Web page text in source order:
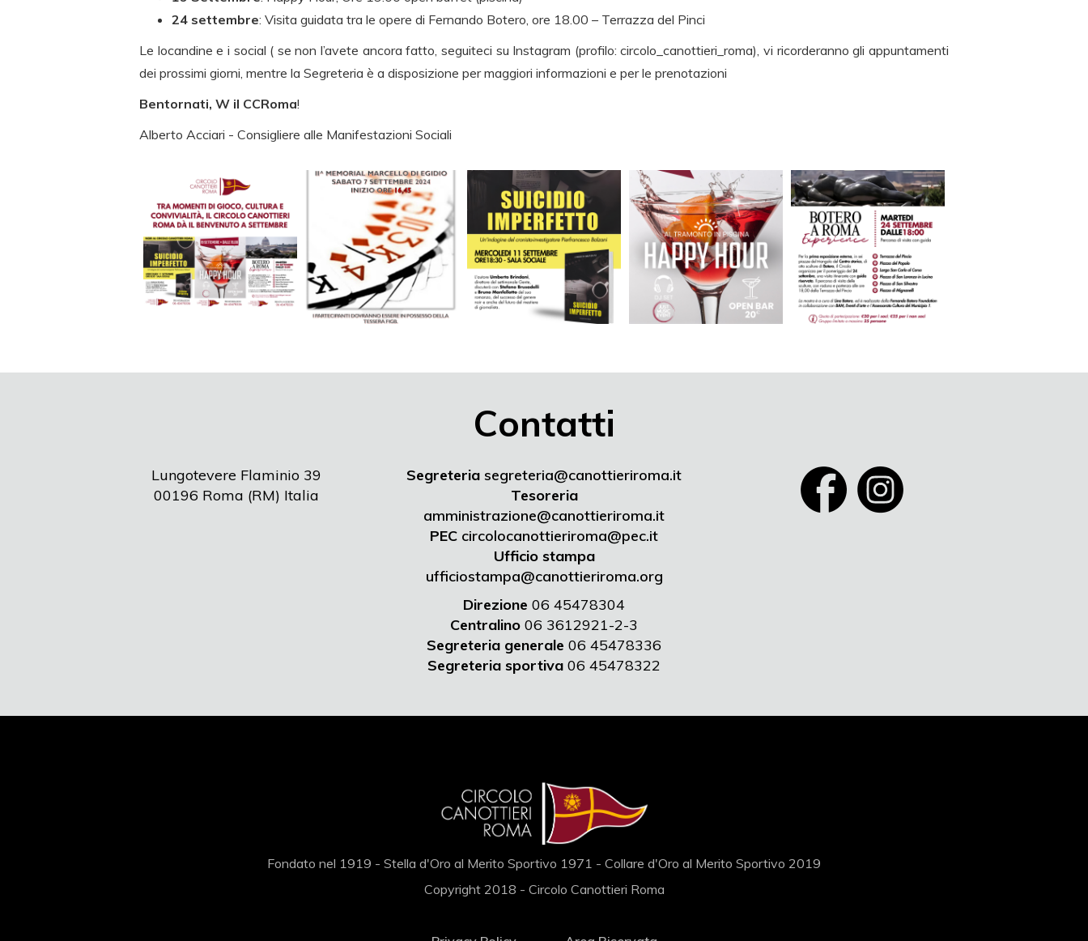
24 settembre: Visita guidata tra le opere di Fernando Botero, ore 18.00 – Terrazza del Pinci
Le locandine e i social ( se non l’avete ancora fatto, seguiteci su Instagram (profilo: circolo_canottieri_roma), vi ricorderanno gli appuntamenti
dei prossimi giorni, mentre la Segreteria è a disposizione per maggiori informazioni e per le prenotazioni
Bentornati, W il CCRoma!
Alberto Acciari - Consigliere alle Manifestazioni Sociali
Contatti
Lungotevere Flaminio 39
00196 Roma (RM) Italia
Segreteria segreteria@canottieriroma.it
Tesoreria
amministrazione@canottieriroma.it
PEC circolocanottieriroma@pec.it
Ufficio stampa
ufficiostampa@canottieriroma.org
Direzione 06 45478304
Centralino 06 3612921-2-3
Segreteria generale 06 45478336
Segreteria sportiva 06 45478322
Fondato nel 1919 - Stella d'Oro al Merito Sportivo 1971 - Collare d'Oro al Merito Sportivo 2019
Copyright 2018 - Circolo Canottieri Roma